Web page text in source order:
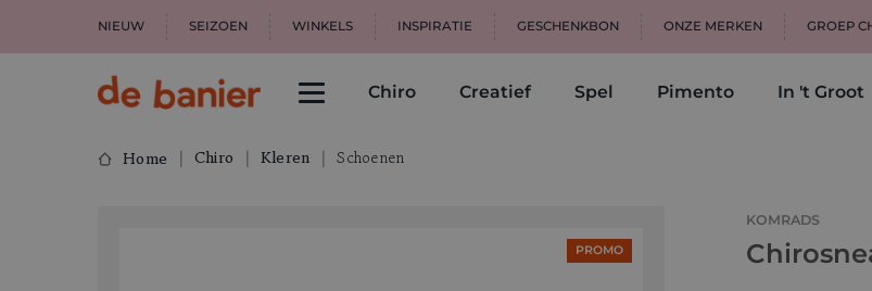
NIEUW SEIZOEN WINKELS INSPIRATIE GESCHENKBON ONZE MERKEN GROEP
Chiro Creatief Spel Pimento In 't Groot
Home Chiro Kleren Schoenen
PROMO
KOMRADS